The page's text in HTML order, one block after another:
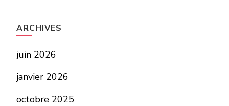
ARCHIVES
juin 2026
janvier 2026
octobre 2025